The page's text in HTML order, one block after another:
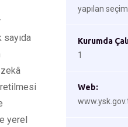
yerel
yapılan
Kurumda
1
Web: